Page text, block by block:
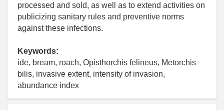
processed and sold, as well as to extend activities on
publicizing sanitary rules and preventive norms
against these infections.
Keywords:
ide, bream, roach, Opisthorchis felineus, Metorchis
bilis, invasive extent, intensity of invasion,
abundance index